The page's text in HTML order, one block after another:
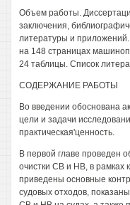
Объем работы.
заключения,
литературы и
на 148 страницах
24 таблицы. Список
СОДЕРЖАНИЕ РАБОТЫ
Во введении обоснована
цели и задачи
практическая'ценность.
В первой главе проведен
очистки СВ и НВ, в рамках
приведены основные
судовых отходов,